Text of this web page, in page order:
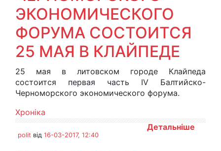
ЭКОНОМИЧЕСКОГО
ФОРУМА СОСТОИТСЯ
25 МАЯ В КЛАЙПЕДЕ
25 мая в литовском городе Клайпеда
состоится первая часть IV Балтийско-
Черноморского экономического форума.
Хроніка
Детальніше
polit від 16-03-2017, 12:40